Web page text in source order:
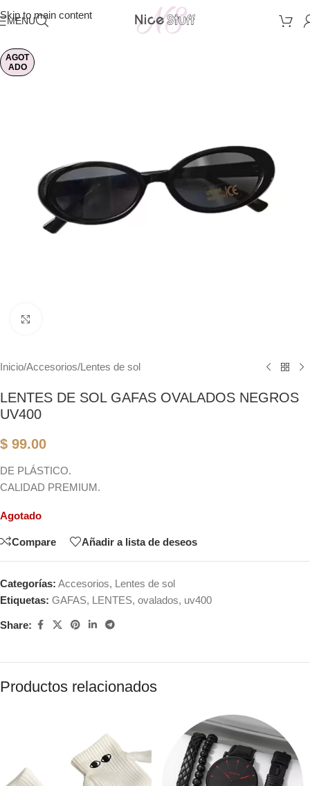
Skip to main content
MENU
AGOT
ADO
Inicio/Accesorios/Lentes de sol
LENTES DE SOL GAFAS OVALADOS NEGROS
UV400
$ 99.00
DE PLÁSTICO.
CALIDAD PREMIUM.
Agotado
Compare Añadir a lista de deseos
Categorías: Accesorios, Lentes de sol
Etiquetas: GAFAS, LENTES, ovalados, uv400
Share:
Productos relacionados